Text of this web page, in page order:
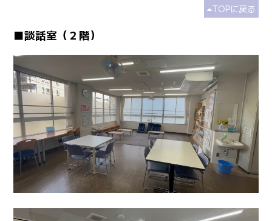
TOPに戻る
■談話室（２階）